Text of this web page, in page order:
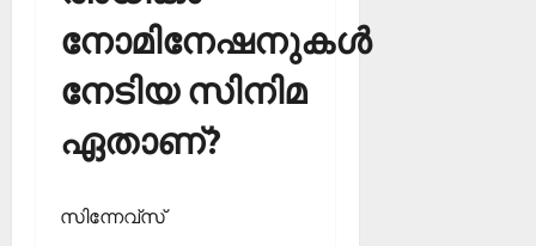
നോമിനേഷനുകള്‍
നേടിയ സിനിമ
ഏതാണ്?
സിന്നേവ്‌സ്‌